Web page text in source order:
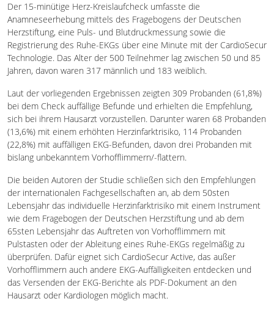
Der 15-minütige Herz-Kreislaufcheck umfasste die
Anamneseerhebung mittels des Fragebogens der Deutschen
Herzstiftung, eine Puls- und Blutdruckmessung sowie die
Registrierung des Ruhe-EKGs über eine Minute mit der CardioSecur
Technologie. Das Alter der 500 Teilnehmer lag zwischen 50 und 85
Jahren, davon waren 317 männlich und 183 weiblich.
Laut der vorliegenden Ergebnissen zeigten 309 Probanden (61,8%)
bei dem Check auffällige Befunde und erhielten die Empfehlung,
sich bei ihrem Hausarzt vorzustellen. Darunter waren 68 Probanden
(13,6%) mit einem erhöhten Herzinfarktrisiko, 114 Probanden
(22,8%) mit auffälligen EKG-Befunden, davon drei Probanden mit
bislang unbekanntem Vorhofflimmern/-flattern.
Die beiden Autoren der Studie schließen sich den Empfehlungen
der internationalen Fachgesellschaften an, ab dem 50sten
Lebensjahr das individuelle Herzinfarktrisiko mit einem Instrument
wie dem Fragebogen der Deutschen Herzstiftung und ab dem
65sten Lebensjahr das Auftreten von Vorhofflimmern mit
Pulstasten oder der Ableitung eines Ruhe-EKGs regelmäßig zu
überprüfen. Dafür eignet sich CardioSecur Active, das außer
Vorhofflimmern auch andere EKG-Auffälligkeiten entdecken und
das Versenden der EKG-Berichte als PDF-Dokument an den
Hausarzt oder Kardiologen möglich macht.